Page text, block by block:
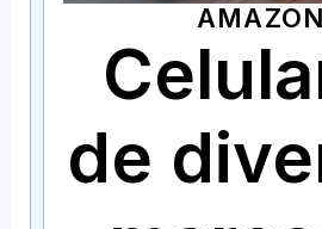
AMAZON
de